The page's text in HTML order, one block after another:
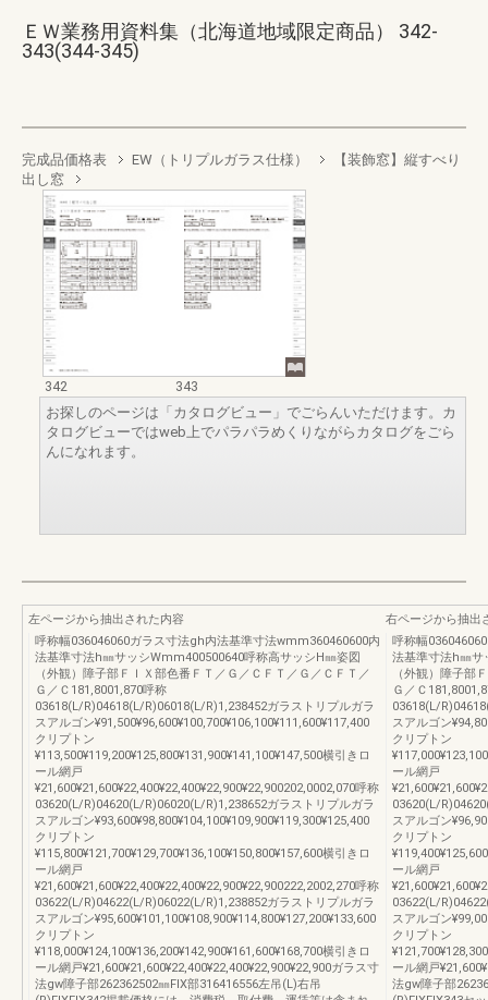
ＥＷ業務用資料集（北海道地域限定商品） 342-
343(344-345)
完成品価格表 EW（トリプルガラス仕様）
【装飾窓】縦すべり
出し窓
342
343
お探しのページは「カタログビュー」でごらんいただけます。カ
タログビューではweb上でパラパラめくりながらカタログをごら
んになれます。
左ページから抽出された内容
呼称幅036046060ガラス寸法gh内法基準寸法wmm360460600内
法基準寸法h㎜サッシWmm400500640呼称高サッシH㎜姿図
（外観）障子部ＦＩＸ部色番ＦＴ／Ｇ／ＣＦＴ／Ｇ／ＣＦＴ／
Ｇ／Ｃ181,8001,870呼称
03618(L/R)04618(L/R)06018(L/R)1,238452ガラストリプルガラ
スアルゴン¥91,500¥96,600¥100,700¥106,100¥111,600¥117,400
クリプトン
¥113,500¥119,200¥125,800¥131,900¥141,100¥147,500横引きロ
ール網戸
¥21,600¥21,600¥22,400¥22,400¥22,900¥22,900202,0002,070呼称
03620(L/R)04620(L/R)06020(L/R)1,238652ガラストリプルガラ
スアルゴン¥93,600¥98,800¥104,100¥109,900¥119,300¥125,400
クリプトン
¥115,800¥121,700¥129,700¥136,100¥150,800¥157,600横引きロ
ール網戸
¥21,600¥21,600¥22,400¥22,400¥22,900¥22,900222,2002,270呼称
03622(L/R)04622(L/R)06022(L/R)1,238852ガラストリプルガラ
スアルゴン¥95,600¥101,100¥108,900¥114,800¥127,200¥133,600
クリプトン
¥118,000¥124,100¥136,200¥142,900¥161,600¥168,700横引きロ
ール網戸¥21,600¥21,600¥22,400¥22,400¥22,900¥22,900ガラス寸
法gw障子部262362502㎜FIX部316416556左吊(L)右吊
右ページから抽出
呼称幅
法基準寸法h㎜サ
（外観）障子部
Ｇ／Ｃ
03618(L/
スアルゴン
クリプトン
ール網戸
03620(L/
スアルゴン
クリプトン
ール網戸
03622(L/
スアルゴン
クリプトン
ール網戸
法gw障子部